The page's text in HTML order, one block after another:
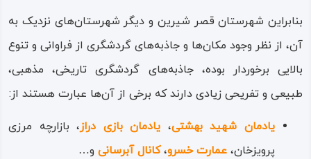
بنابراین شهرستان قصر شیرین و دیگر شهرستان‌های نزدیک به
آن، از نظر وجود مکان‌ها و جاذبه‌های گردشگری از فراوانی و تنوع
بالایی برخوردار بوده، جاذبه‌های گردشگری تاریخی، مذهبی،
طبیعی و تفریحی زیادی دارند که برخی از آن‌ها عبارت هستند از:
یادمان‌ شهید بهشتی، یادمان بازی‌ دراز، بازارچه‌ مرزی
پرویزخان، عمارت خسرو،کانال آبرسانی و…